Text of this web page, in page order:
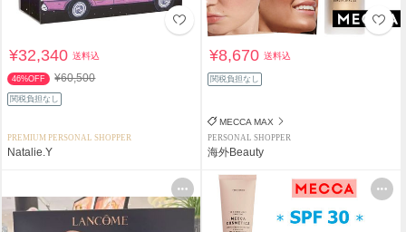
¥32,340送料込
46%OFF ¥60,500
関税負担なし
PREMIUM PERSONAL SHOPPER
Natalie.Y
¥8,670送料込
関税負担なし
MECCA MAX
PERSONAL SHOPPER
海外Beauty